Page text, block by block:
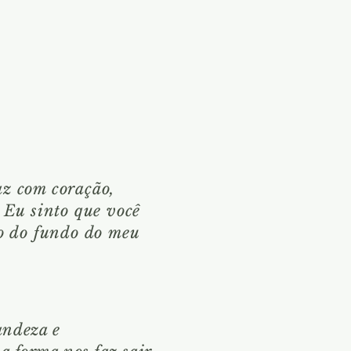
com coração,
sinto que você
do fundo do meu
e